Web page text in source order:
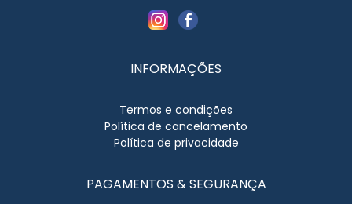
INFORMAÇÕES
Termos e condições
Política de cancelamento
Política de privacidade
PAGAMENTOS & SEGURANÇA